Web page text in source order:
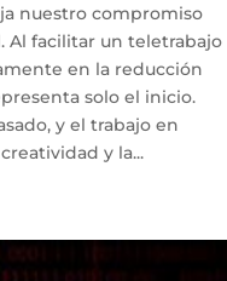
nuestro compromiso
Al facilitar un teletrabajo
en la reducción
solo el inicio.
y el trabajo en
y la...